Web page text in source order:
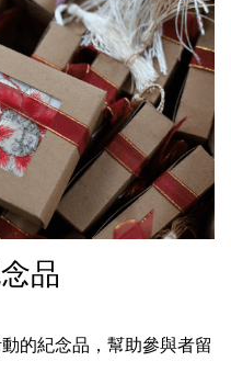
品
的紀念品，幫助參與者留